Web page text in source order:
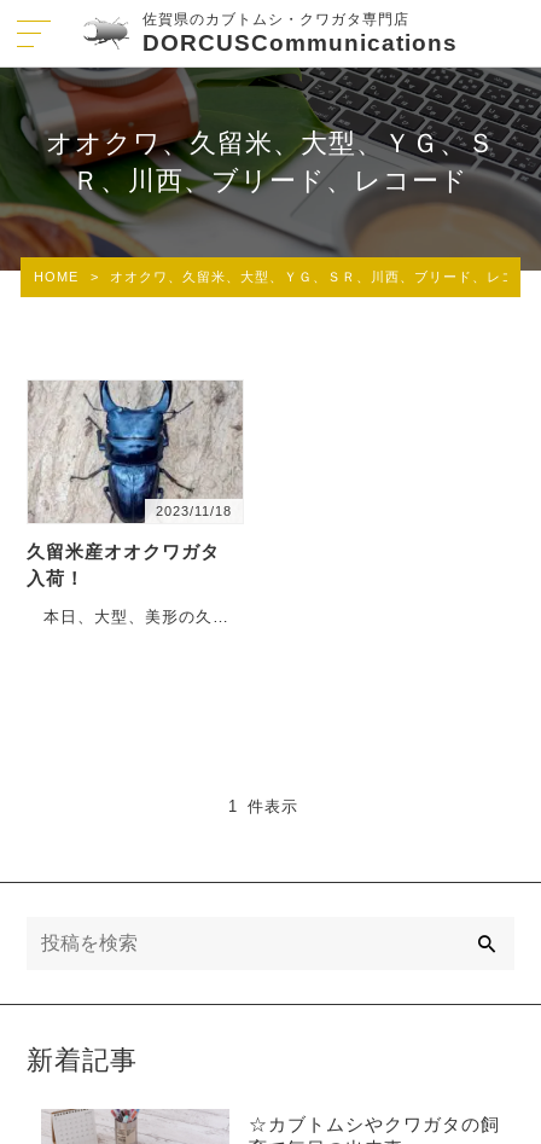
佐賀県のカブトムシ・クワガタ専門店
DORCUSCommunications
オオクワ、久留米、大型、ＹＧ、Ｓ
Ｒ、川西、ブリード、レコード
HOME > オオクワ、久留米、大型、ＹＧ、ＳＲ、川西、ブリード、レコー
2023/11/18
久留米産オオクワガタ
入荷！
本日、大型、美形の久留
1 件表示
新着記事
☆カブトムシやクワガタの飼